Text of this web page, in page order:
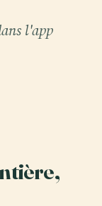
l'app